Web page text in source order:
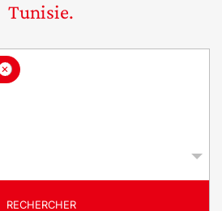
Tunisie.
×
RECHERCHER